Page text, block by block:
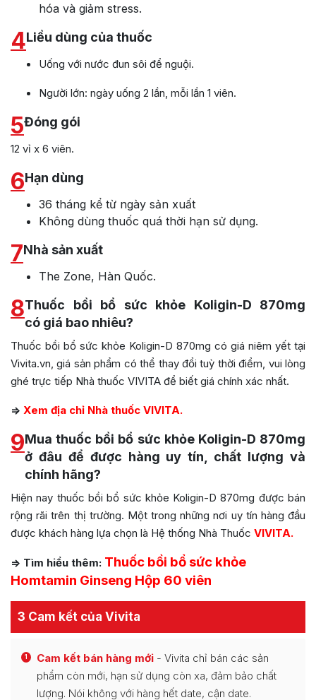
hóa và giảm stress.
4Liều dùng của thuốc
Uống với nước đun sôi để nguội.
Người lớn: ngày uống 2 lần, mỗi lần 1 viên.
5Đóng gói
12 vỉ x 6 viên.
6Hạn dùng
36 tháng kể từ ngày sản xuất
Không dùng thuốc quá thời hạn sử dụng.
7Nhà sản xuất
The Zone, Hàn Quốc.
8Thuốc bồi bổ sức khỏe Koligin-D 870mg
có giá bao nhiêu?
Thuốc bồi bổ sức khỏe Koligin-D 870mg có giá niêm yết tại
Vivita.vn, giá sản phẩm có thể thay đổi tuỳ thời điểm, vui lòng
ghé trực tiếp Nhà thuốc VIVITA để biết giá chính xác nhất.
=> Xem địa chỉ Nhà thuốc VIVITA.
9Mua thuốc bồi bổ sức khỏe Koligin-D 870mg
ở đâu để được hàng uy tín, chất lượng và
chính hãng?
Hiện nay thuốc bồi bổ sức khỏe Koligin-D 870mg được bán
rộng rãi trên thị trường. Một trong những nơi uy tín hàng đầu
được khách hàng lựa chọn là Hệ thống Nhà Thuốc VIVITA.
=> Tìm hiểu thêm: Thuốc bồi bổ sức khỏe
Homtamin Ginseng Hộp 60 viên
3 Cam kết của Vivita
1 Cam kết bán hàng mới - Vivita chỉ bán các sản
phẩm còn mới, hạn sử dụng còn xa, đảm bảo chất
lượng. Nói không với hàng hết date, cận date.